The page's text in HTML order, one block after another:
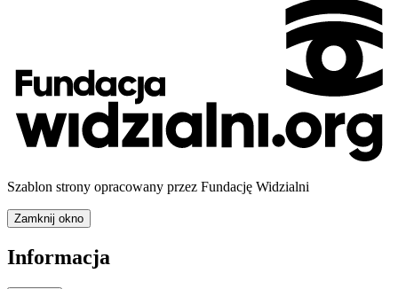
Szablon strony opracowany przez Fundację Widzialni
Zamknij okno
Informacja